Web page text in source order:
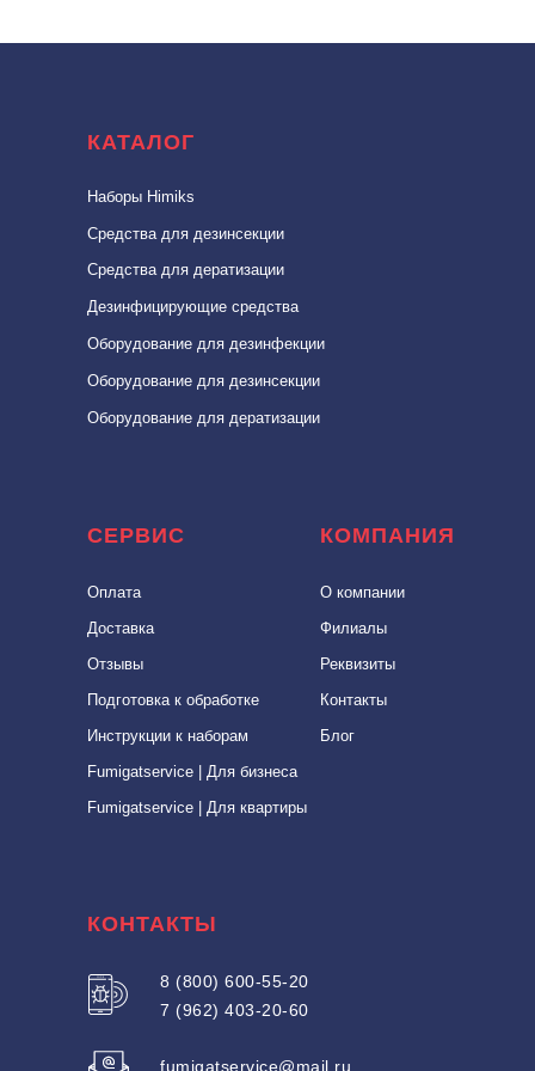
Наборы Himiks
Средства для дезинсекции
Средства для дератизации
Дезинфицирующие средства
Контакты
О компании
Отзывы Реквизиты
7 (962) 403-20-60
fumigatservice@mail.ru
Оплата
Филиалы
Подготовка к обработке
Инструкции к наборам
8 (800) 600-55-20
Оборудование для дезинфекции
Доставка
Блог
КОМПАНИЯ
СЕРВИС
КАТАЛОГ
КОНТАКТЫ
Оборудование для дезинcекции
Оборудование для дератизации
Fumigatservice | Для бизнеса
Fumigatservice | Для квартиры